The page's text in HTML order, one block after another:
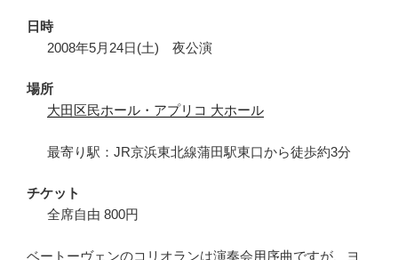
日時
2008年5月24日(土) 夜公演
場所
大田区民ホール・アプリコ 大ホール
最寄り駅：JR京浜東北線蒲田駅東口から徒歩約3分
チケット
全席自由 800円
ベートーヴェンのコリオランは演奏会用序曲ですが、ヨ